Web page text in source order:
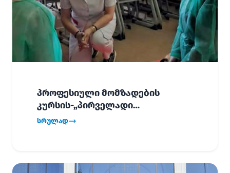
პროფესიული მომზადების
კურსის-„პირველადი
გადაუდებელი დახმარება“,
სრულად